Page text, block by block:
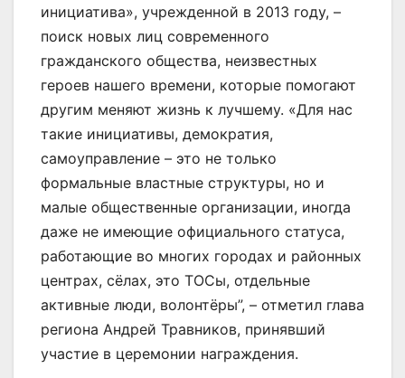
инициатива», учрежденной в 2013 году, –
поиск новых лиц современного
гражданского общества, неизвестных
героев нашего времени, которые помогают
другим меняют жизнь к лучшему. «Для нас
такие инициативы, демократия,
самоуправление – это не только
формальные властные структуры, но и
малые общественные организации, иногда
даже не имеющие официального статуса,
работающие во многих городах и районных
центрах, сёлах, это ТОСы, отдельные
активные люди, волонтёры”, – отметил глава
региона Андрей Травников, принявший
участие в церемонии награждения.